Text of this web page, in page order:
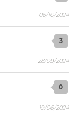
06/10/2024
3
28/09/2024
0
19/06/2024